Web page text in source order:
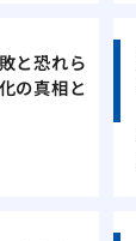
と恐れら
の真相と